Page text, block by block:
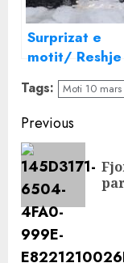
Surprizat e
motit/ Reshje
shiu në të
vendin, ja
ku do bjerë
dëborë…
Tags: Moti 10
Continue
Reading
Previous